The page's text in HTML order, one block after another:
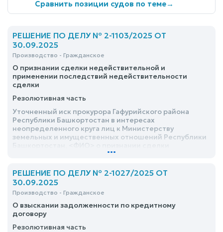
Сравнить позиции судов по теме→
РЕШЕНИЕ ПО ДЕЛУ № 2-1103/2025 ОТ
30.09.2025
Производство - Гражданское
О признании сделки недействительной и
применении последствий недействительности
сделки
Резолютивная часть
Уточненный иск прокурора Гафурийского района
Республики Башкортостан в интересах
неопределенного круга лиц к Министерству
земельных и имущественных отношений Республики
Башкортостан, <ФИО> о признании сделки
недействительной и применении последствий
...
РЕШЕНИЕ ПО ДЕЛУ № 2-1027/2025 ОТ
30.09.2025
Производство - Гражданское
О взыскании задолженности по кредитному
договору
Резолютивная часть